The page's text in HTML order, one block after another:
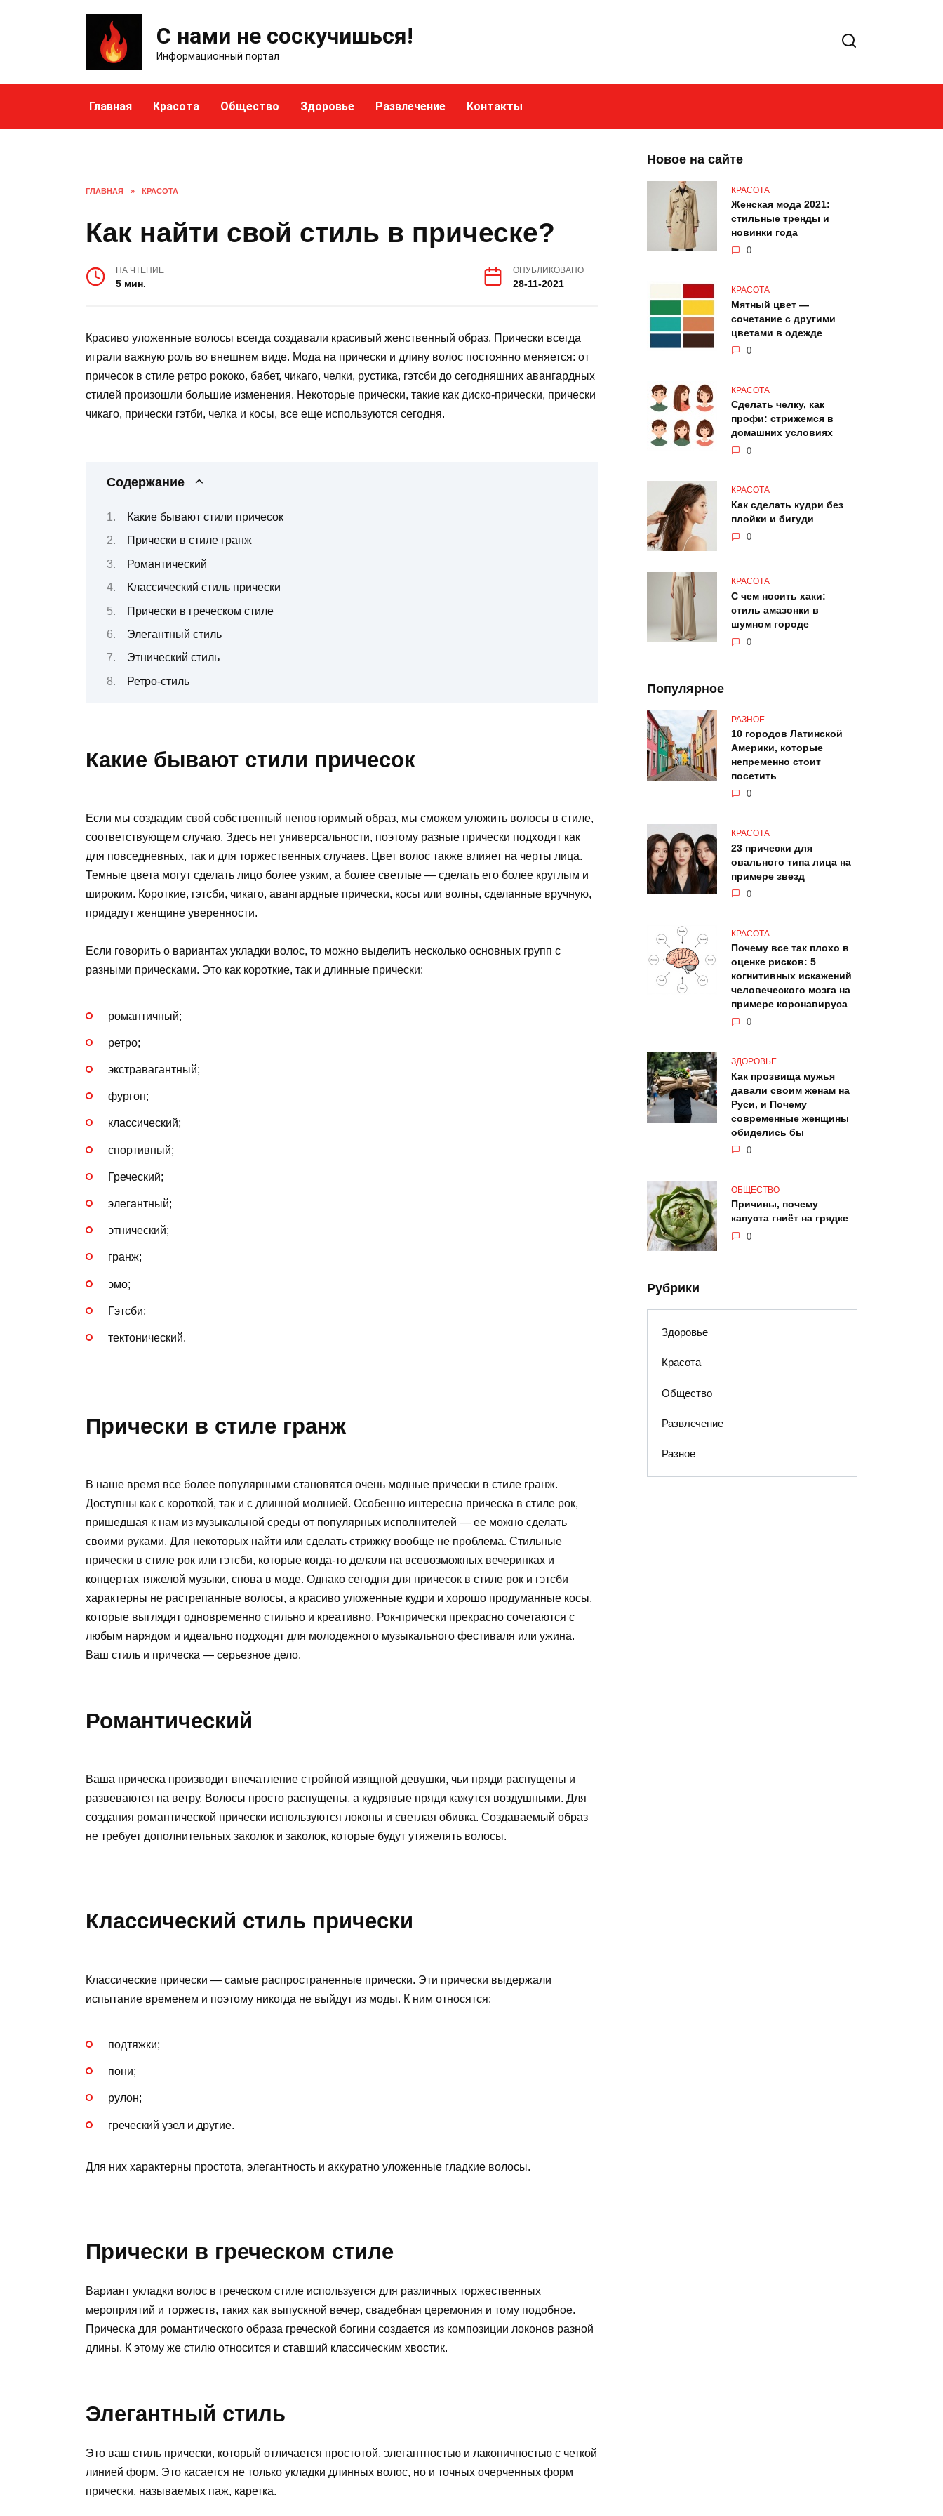
С нами не соскучишься!
Информационный портал
Главная Красота Общество Здоровье Развлечение Контакты
ГЛАВНАЯ » КРАСОТА
Как найти свой стиль в прическе?
НА ЧТЕНИЕ
5 мин.
ОПУБЛИКОВАНО
28-11-2021
Красиво уложенные волосы всегда создавали красивый женственный образ. Прически всегда
играли важную роль во внешнем виде. Мода на прически и длину волос постоянно меняется: от
причесок в стиле ретро рококо, бабет, чикаго, челки, рустика, гэтсби до сегодняшних авангардных
стилей произошли большие изменения. Некоторые прически, такие как диско-прически, прически
чикаго, прически гэтби, челка и косы, все еще используются сегодня.
Содержание
Какие бывают стили причесок
Прически в стиле гранж
Романтический
Классический стиль прически
Прически в греческом стиле
Элегантный стиль
Этнический стиль
Ретро-стиль
Какие бывают стили причесок
Если мы создадим свой собственный неповторимый образ, мы сможем уложить волосы в стиле,
соответствующем случаю. Здесь нет универсальности, поэтому разные прически подходят как
для повседневных, так и для торжественных случаев. Цвет волос также влияет на черты лица.
Темные цвета могут сделать лицо более узким, а более светлые — сделать его более круглым и
широким. Короткие, гэтсби, чикаго, авангардные прически, косы или волны, сделанные вручную,
придадут женщине уверенности.
Если говорить о вариантах укладки волос, то можно выделить несколько основных групп с
разными прическами. Это как короткие, так и длинные прически:
романтичный;
ретро;
экстравагантный;
фургон;
классический;
спортивный;
Греческий;
элегантный;
этнический;
гранж;
эмо;
Гэтсби;
тектонический.
Прически в стиле гранж
В наше время все более популярными становятся очень модные прически в стиле гранж.
Доступны как с короткой, так и с длинной молнией. Особенно интересна прическа в стиле рок,
пришедшая к нам из музыкальной среды от популярных исполнителей — ее можно сделать
своими руками. Для некоторых найти или сделать стрижку вообще не проблема. Стильные
прически в стиле рок или гэтсби, которые когда-то делали на всевозможных вечеринках и
концертах тяжелой музыки, снова в моде. Однако сегодня для причесок в стиле рок и гэтсби
характерны не растрепанные волосы, а красиво уложенные кудри и хорошо продуманные косы,
которые выглядят одновременно стильно и креативно. Рок-прически прекрасно сочетаются с
любым нарядом и идеально подходят для молодежного музыкального фестиваля или ужина.
Ваш стиль и прическа — серьезное дело.
Романтический
Ваша прическа производит впечатление стройной изящной девушки, чьи пряди распущены и
развеваются на ветру. Волосы просто распущены, а кудрявые пряди кажутся воздушными. Для
создания романтической прически используются локоны и светлая обивка. Создаваемый образ
не требует дополнительных заколок и заколок, которые будут утяжелять волосы.
Классический стиль прически
Классические прически — самые распространенные прически. Эти прически выдержали
испытание временем и поэтому никогда не выйдут из моды. К ним относятся:
подтяжки;
пони;
рулон;
греческий узел и другие.
Для них характерны простота, элегантность и аккуратно уложенные гладкие волосы.
Прически в греческом стиле
Вариант укладки волос в греческом стиле используется для различных торжественных
мероприятий и торжеств, таких как выпускной вечер, свадебная церемония и тому подобное.
Прическа для романтического образа греческой богини создается из композиции локонов разной
длины. К этому же стилю относится и ставший классическим хвостик.
Элегантный стиль
Это ваш стиль прически, который отличается простотой, элегантностью и лаконичностью с четкой
линией форм. Это касается не только укладки длинных волос, но и точных очерченных форм
прически, называемых паж, каретка.
Новое на сайте
КРАСОТА
Женская мода 2021:
стильные тренды и
новинки года
0
КРАСОТА
Мятный цвет —
сочетание с другими
цветами в одежде
0
КРАСОТА
Сделать челку, как
профи: стрижемся в
домашних условиях
0
КРАСОТА
Как сделать кудри без
плойки и бигуди
0
КРАСОТА
С чем носить хаки:
стиль амазонки в
шумном городе
0
Популярное
РАЗНОЕ
10 городов Латинской
Америки, которые
непременно стоит
посетить
0
КРАСОТА
23 прически для
овального типа лица на
примере звезд
0
КРАСОТА
Почему все так плохо в
оценке рисков: 5
когнитивных искажений
человеческого мозга на
примере коронавируса
0
ЗДОРОВЬЕ
Как прозвища мужья
давали своим женам на
Руси, и Почему
современные женщины
обиделись бы
0
ОБЩЕСТВО
Причины, почему
капуста гниёт на грядке
0
Рубрики
Здоровье
Красота
Общество
Развлечение
Разное